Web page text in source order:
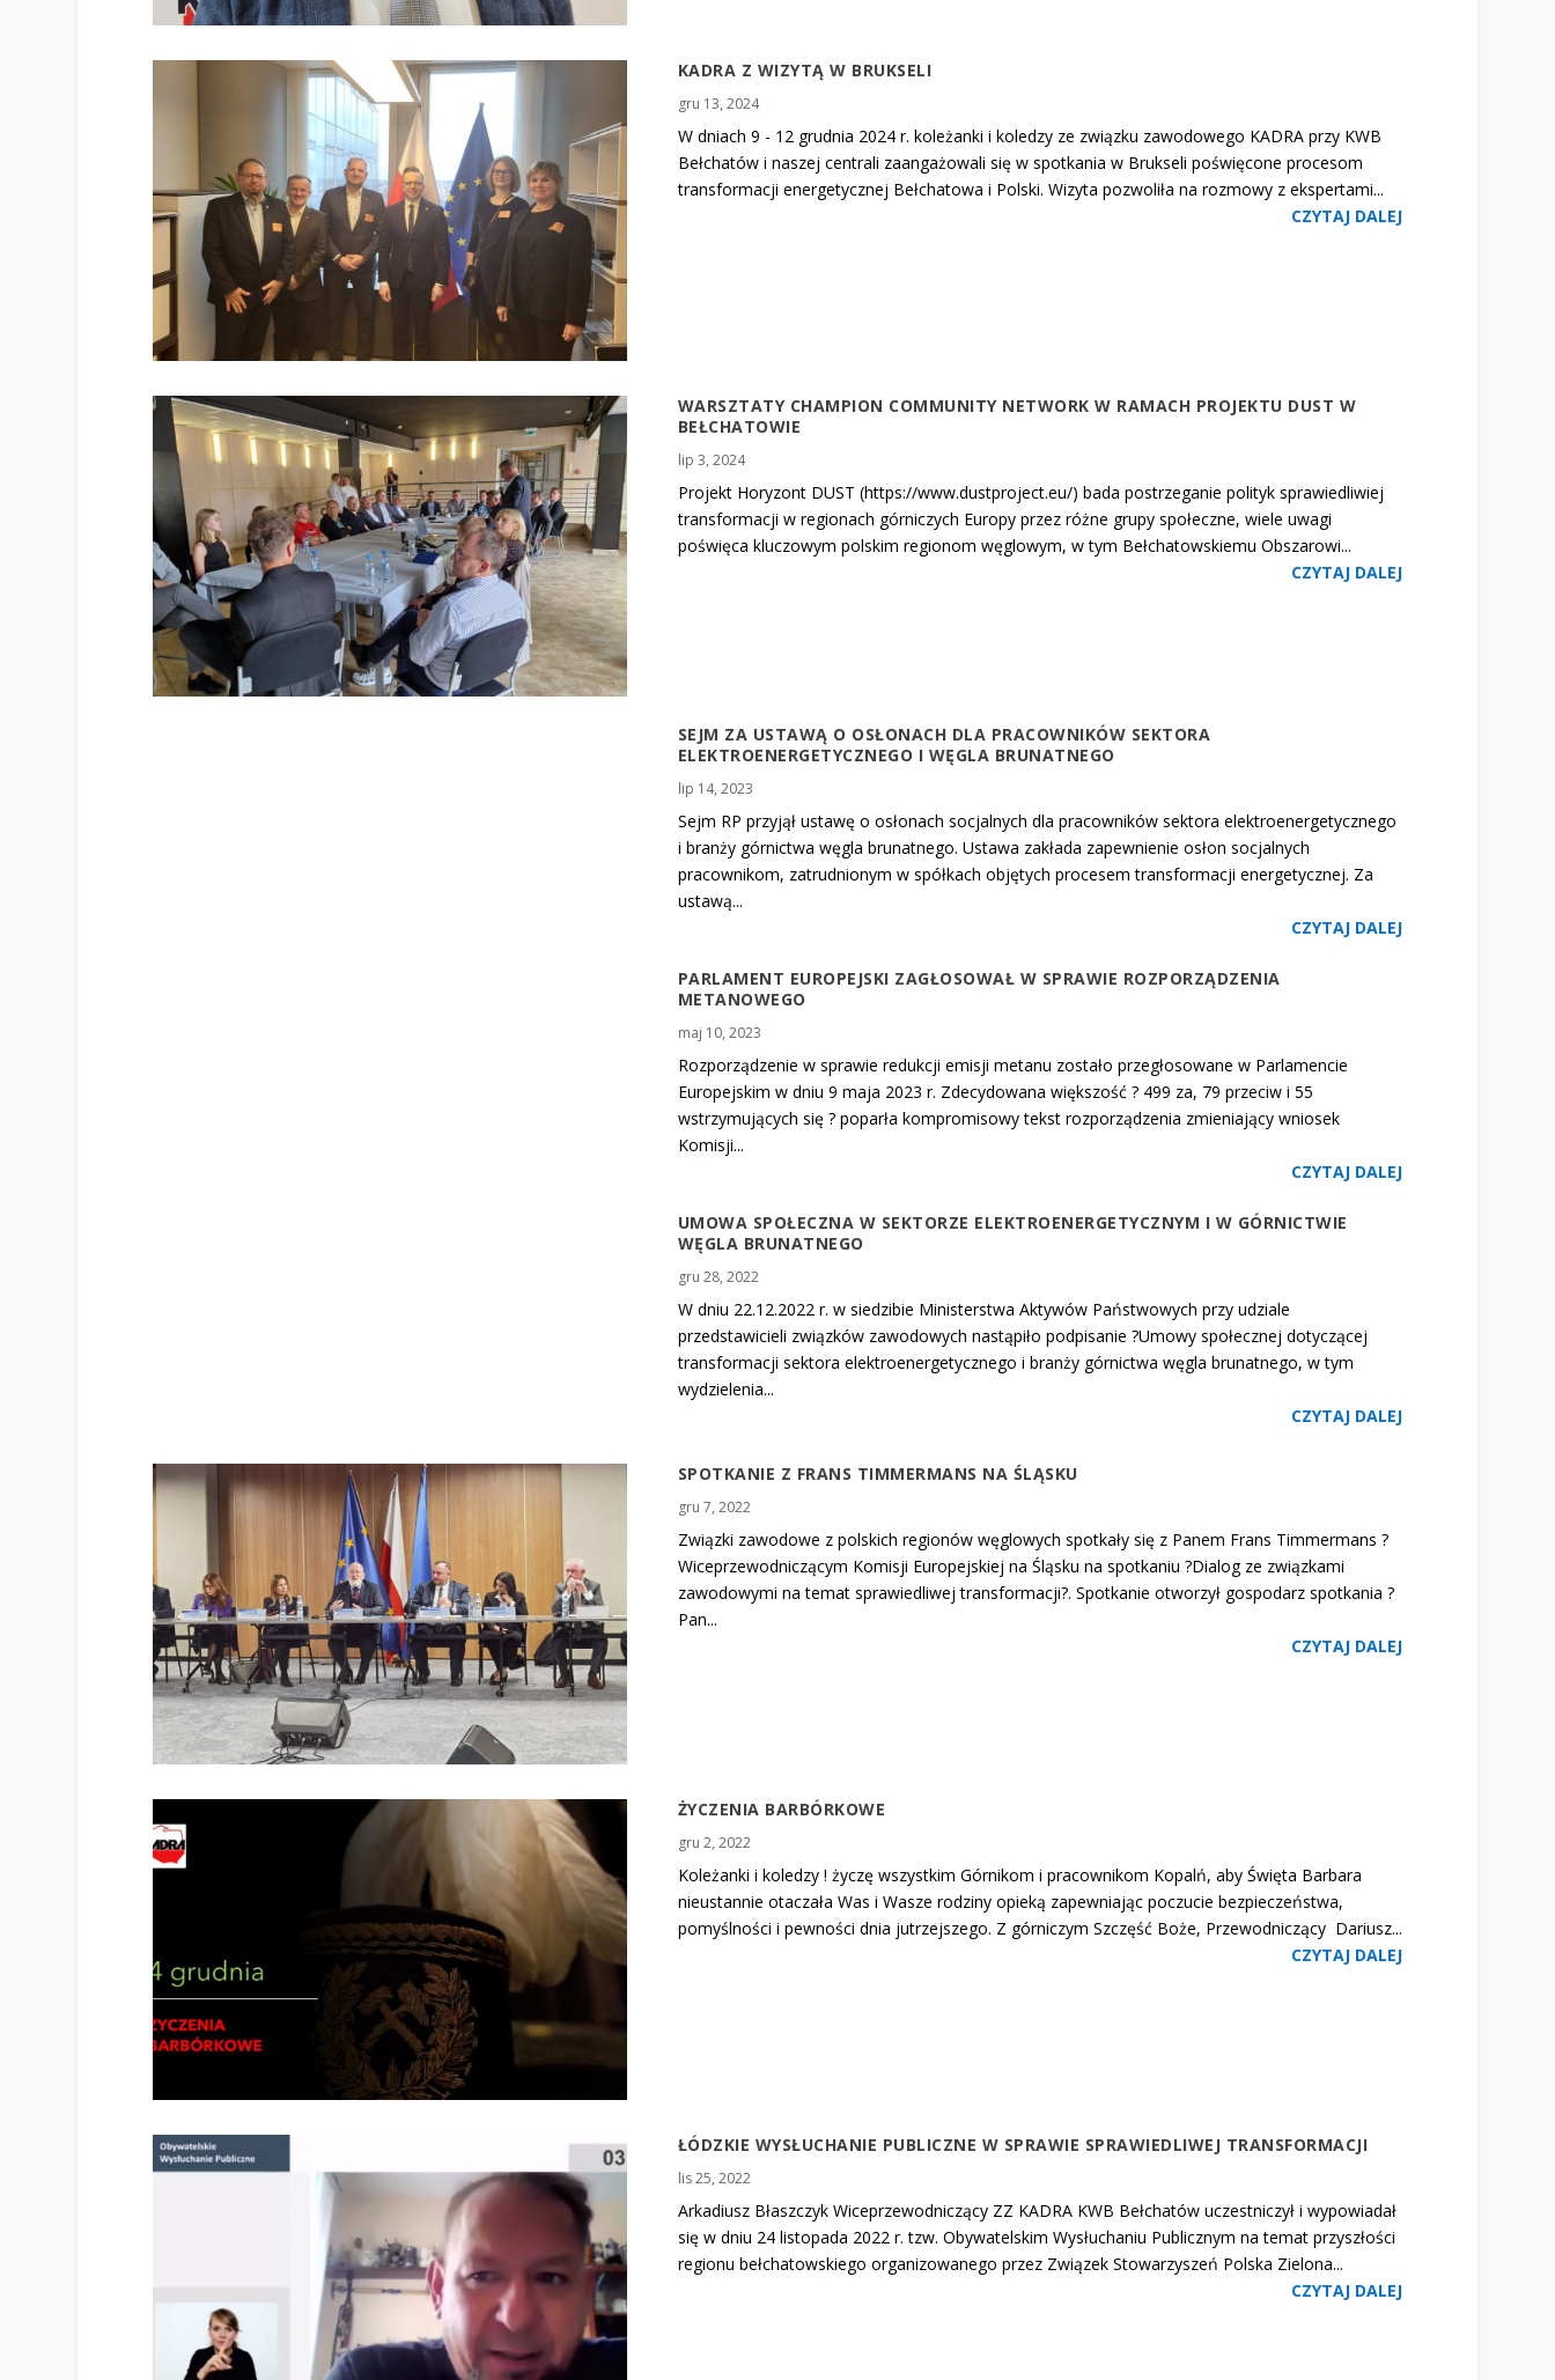
KADRA Z WIZYTĄ W BRUKSELI
gru 13, 2024
W dniach 9 - 12 grudnia 2024 r. koleżanki i koledzy ze związku zawodowego KADRA przy KWB
Bełchatów i naszej centrali zaangażowali się w spotkania w Brukseli poświęcone procesom
transformacji energetycznej Bełchatowa i Polski. Wizyta pozwoliła na rozmowy z ekspertami...
CZYTAJ DALEJ
WARSZTATY CHAMPION COMMUNITY NETWORK W RAMACH PROJEKTU DUST W
BEŁCHATOWIE
lip 3, 2024
Projekt Horyzont DUST (https://www.dustproject.eu/) bada postrzeganie polityk sprawiedliwiej
transformacji w regionach górniczych Europy przez różne grupy społeczne, wiele uwagi
poświęca kluczowym polskim regionom węglowym, w tym Bełchatowskiemu Obszarowi...
CZYTAJ DALEJ
SEJM ZA USTAWĄ O OSŁONACH DLA PRACOWNIKÓW SEKTORA
ELEKTROENERGETYCZNEGO I WĘGLA BRUNATNEGO
lip 14, 2023
Sejm RP przyjął ustawę o osłonach socjalnych dla pracowników sektora elektroenergetycznego
i branży górnictwa węgla brunatnego. Ustawa zakłada zapewnienie osłon socjalnych
pracownikom, zatrudnionym w spółkach objętych procesem transformacji energetycznej. Za
ustawą...
CZYTAJ DALEJ
PARLAMENT EUROPEJSKI ZAGŁOSOWAŁ W SPRAWIE ROZPORZĄDZENIA
METANOWEGO
maj 10, 2023
Rozporządzenie w sprawie redukcji emisji metanu zostało przegłosowane w Parlamencie
Europejskim w dniu 9 maja 2023 r. Zdecydowana większość ? 499 za, 79 przeciw i 55
wstrzymujących się ? poparła kompromisowy tekst rozporządzenia zmieniający wniosek
Komisji...
CZYTAJ DALEJ
UMOWA SPOŁECZNA W SEKTORZE ELEKTROENERGETYCZNYM I W GÓRNICTWIE
WĘGLA BRUNATNEGO
gru 28, 2022
W dniu 22.12.2022 r. w siedzibie Ministerstwa Aktywów Państwowych przy udziale
przedstawicieli związków zawodowych nastąpiło podpisanie ?Umowy społecznej dotyczącej
transformacji sektora elektroenergetycznego i branży górnictwa węgla brunatnego, w tym
wydzielenia...
CZYTAJ DALEJ
SPOTKANIE Z FRANS TIMMERMANS NA ŚLĄSKU
gru 7, 2022
Związki zawodowe z polskich regionów węglowych spotkały się z Panem Frans Timmermans ?
Wiceprzewodniczącym Komisji Europejskiej na Śląsku na spotkaniu ?Dialog ze związkami
zawodowymi na temat sprawiedliwej transformacji?. Spotkanie otworzył gospodarz spotkania ?
Pan...
CZYTAJ DALEJ
ŻYCZENIA BARBÓRKOWE
gru 2, 2022
Koleżanki i koledzy ! życzę wszystkim Górnikom i pracownikom Kopalń, aby Święta Barbara
nieustannie otaczała Was i Wasze rodziny opieką zapewniając poczucie bezpieczeństwa,
pomyślności i pewności dnia jutrzejszego. Z górniczym Szczęść Boże, Przewodniczący Dariusz...
CZYTAJ DALEJ
ŁÓDZKIE WYSŁUCHANIE PUBLICZNE W SPRAWIE SPRAWIEDLIWEJ TRANSFORMACJI
lis 25, 2022
Arkadiusz Błaszczyk Wiceprzewodniczący ZZ KADRA KWB Bełchatów uczestniczył i wypowiadał
się w dniu 24 listopada 2022 r. tzw. Obywatelskim Wysłuchaniu Publicznym na temat przyszłości
regionu bełchatowskiego organizowanego przez Związek Stowarzyszeń Polska Zielona...
CZYTAJ DALEJ